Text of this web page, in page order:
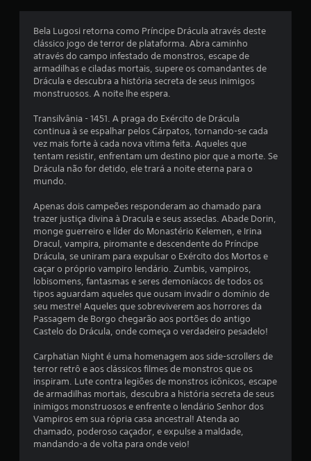
s
e
m
a
l
e
2
5
c
l
Bela Lugosi retorna como Príncipe Drácula através deste
clássico jogo de terror de plataforma. Abra caminho
através do campo infestado de monstros, escape de
armadilhas e ciladas mortais, supere os comandantes de
Drácula e descubra a história secreta de seus inimigos
monstruosos. A noite lhe espera.
Transilvânia - 1451. A praga do Exército de Drácula
continua à se espalhar pelos Cárpatos, tornando-se cada
vez mais forte à cada nova vítima feita. Aqueles que
tentam resistir, enfrentam um destino pior que a morte. Se
Drácula não for detido, ele trará a noite eterna para o
mundo.
Apenas dois campeões responderam ao chamado para
trazer justiça divina à Dracula e seus asseclas. Abade Dorin,
monge guerreiro e líder do Monastério Kelemen, e Irina
Dracul, vampira, piromante e descendente do Príncipe
Drácula, se uniram para expulsar o Exército dos Mortos e
caçar o próprio vampiro lendário. Zumbis, vampiros,
lobisomens, fantasmas e seres demoníacos de todos os
tipos aguardam aqueles que ousam invadir o domínio de
seu mestre! Aqueles que sobreviverem aos horrores da
Passagem de Borgo chegarão aos portões do antigo
Castelo do Drácula, onde começa o verdadeiro pesadelo!
Carphatian Night é uma homenagem aos side-scrollers de
terror retrô e aos clássicos filmes de monstros que os
inspiram. Lute contra legiões de monstros icônicos, escape
de armadilhas mortais, descubra a história secreta de seus
inimigos monstruosos e enfrente o lendário Senhor dos
Vampiros em sua rópria casa ancestral! Atenda ao
chamado, poderoso caçador, e expulse a maldade,
mandando-a de volta para onde veio!